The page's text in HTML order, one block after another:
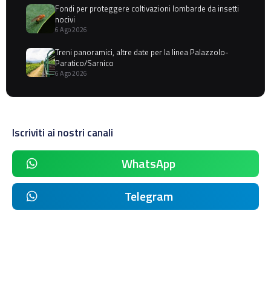
Fondi per proteggere coltivazioni lombarde da insetti
nocivi
6 Ago 2026
Treni panoramici, altre date per la linea Palazzolo-
Paratico/Sarnico
6 Ago 2026
Iscriviti ai nostri canali
WhatsApp
Telegram